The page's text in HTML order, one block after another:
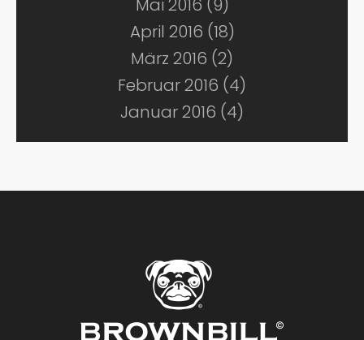
Mai 2016 (9)
April 2016 (18)
März 2016 (2)
Februar 2016 (4)
Januar 2016 (4)